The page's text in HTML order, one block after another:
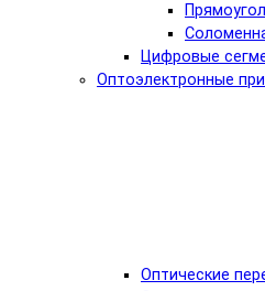
Цифровые
Оптоэлектронные
Оптические